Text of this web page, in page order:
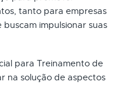
tanto para empresas
impulsionar suas
para Treinamento de
na solução de aspectos